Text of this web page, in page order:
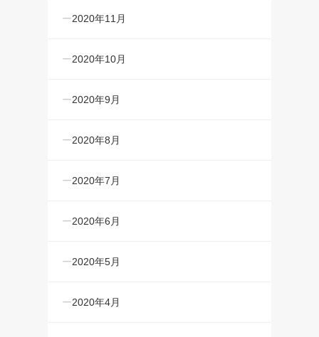
2020年11月
2020年10月
2020年9月
2020年8月
2020年7月
2020年6月
2020年5月
2020年4月